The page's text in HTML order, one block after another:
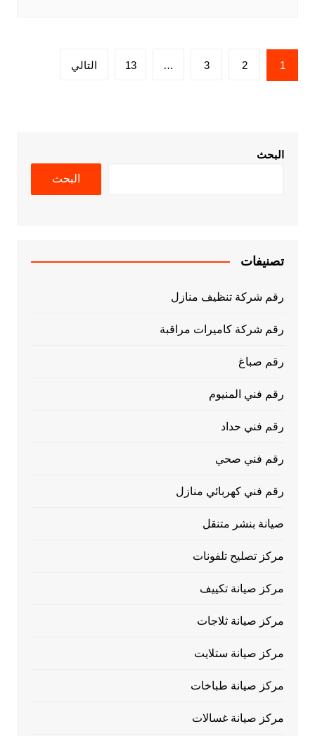
تعدد
صفحات
1
2
3
…
13 التالي
البحث
البحث
تصنيفات
رقم شركة تنظيف منازل
رقم شركة كاميرات مراقبة
رقم صباغ
رقم فني المنيوم
رقم فني حداد
رقم فني صحي
رقم فني كهربائي منازل
صيانة بنشر متنقل
مركز تصليح تلفونات
مركز صيانة تكييف
مركز صيانة ثلاجات
مركز صيانة ستلايت
مركز صيانة طباخات
مركز صيانة غسالات